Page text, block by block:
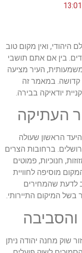
13:01
היהודי, ואין מקום טוב
בין אם אתם תושבי
העיר מציעה
קדושה. במאמר זה
יודאיקה בבירה.
העתיקה
הראשון שעולה
ברחובות הצרים
חנוכיות, פמוטים
מוסיפה לחוויית
לדעת שהמחירים
בשל המיקום התיירותי.
שוק מחנה יהודה ניתן